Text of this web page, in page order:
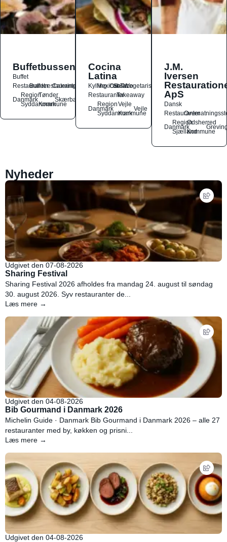
Buffetbussen
Buffet
Restauranter
Buffetrestauranter
Catering
Danmark
Region
Syddanmark
Tønder
Kommune
Skærbæk
Cocina
Latina
Kylling
Mexicansk
OstSalat
TacoVegetarisk
RestauranterTakeaway
Danmark
Region
Syddanmark
Vejle
Kommune
Vejle
J.M.
Iversen
ApS
Dansk
Restauranter
Danmark
Region
Sjælland
Odsherred
Kommune
Nyheder
Udgivet den 07-08-2026
Sharing Festival
Sharing Festival 2026 afholdes fra mandag 24. august til søndag
30. august 2026. Syv restauranter de...
Læs mere →
Udgivet den 04-08-2026
Bib Gourmand i Danmark 2026
Michelin Guide · Danmark Bib Gourmand i Danmark 2026 – alle 27
restauranter med by, køkken og prisni...
Læs mere →
Udgivet den 04-08-2026